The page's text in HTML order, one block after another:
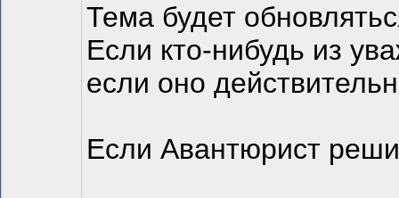
Тема будет
Если кто-нибудь из
если оно
Если Авантюрист